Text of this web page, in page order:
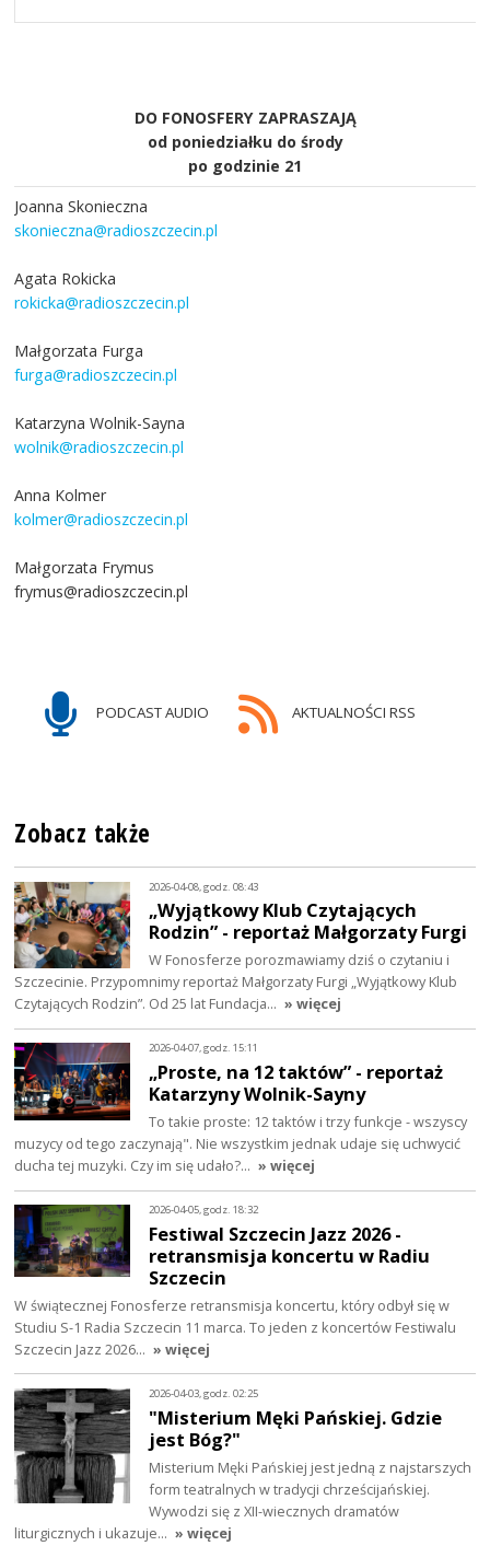
DO FONOSFERY ZAPRASZAJĄ
od poniedziałku do środy
po godzinie 21
Joanna Skonieczna
skonieczna@radioszczecin.pl
Agata Rokicka
rokicka@radioszczecin.pl
Małgorzata Furga
furga@radioszczecin.pl
Katarzyna Wolnik-Sayna
wolnik@radioszczecin.pl
Anna Kolmer
kolmer@radioszczecin.pl
Małgorzata Frymus
frymus@radioszczecin.pl
PODCAST AUDIO AKTUALNOŚCI RSS
Zobacz także
2026-04-08, godz. 08:43
„Wyjątkowy Klub Czytających
Rodzin” - reportaż Małgorzaty Furgi
W Fonosferze porozmawiamy dziś o czytaniu i
Szczecinie. Przypomnimy reportaż Małgorzaty Furgi „Wyjątkowy Klub
Czytających Rodzin”. Od 25 lat Fundacja… » więcej
2026-04-07, godz. 15:11
„Proste, na 12 taktów” - reportaż
Katarzyny Wolnik-Sayny
To takie proste: 12 taktów i trzy funkcje - wszyscy
muzycy od tego zaczynają". Nie wszystkim jednak udaje się uchwycić
ducha tej muzyki. Czy im się udało?… » więcej
2026-04-05, godz. 18:32
Festiwal Szczecin Jazz 2026 -
retransmisja koncertu w Radiu
Szczecin
W świątecznej Fonosferze retransmisja koncertu, który odbył się w
Studiu S-1 Radia Szczecin 11 marca. To jeden z koncertów Festiwalu
Szczecin Jazz 2026… » więcej
2026-04-03, godz. 02:25
"Misterium Męki Pańskiej. Gdzie
jest Bóg?"
Misterium Męki Pańskiej jest jedną z najstarszych
form teatralnych w tradycji chrześcijańskiej.
Wywodzi się z XII-wiecznych dramatów
liturgicznych i ukazuje… » więcej